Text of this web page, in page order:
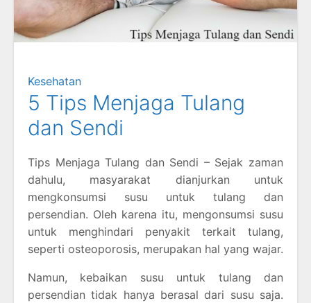
Kesehatan
5 Tips Menjaga Tulang
dan Sendi
Tips Menjaga Tulang dan Sendi – Sejak zaman
dahulu, masyarakat dianjurkan untuk
mengkonsumsi susu untuk tulang dan
persendian. Oleh karena itu, mengonsumsi susu
untuk menghindari penyakit terkait tulang,
seperti osteoporosis, merupakan hal yang wajar.
Namun, kebaikan susu untuk tulang dan
persendian tidak hanya berasal dari susu saja.